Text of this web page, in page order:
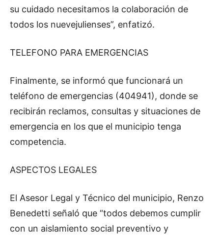
su cuidado necesitamos la colaboración de
todos los nuevejulienses”, enfatizó.
TELEFONO PARA EMERGENCIAS
Finalmente, se informó que funcionará un
teléfono de emergencias (404941), donde se
recibirán reclamos, consultas y situaciones de
emergencia en los que el municipio tenga
competencia.
ASPECTOS LEGALES
El Asesor Legal y Técnico del municipio, Renzo
Benedetti señaló que “todos debemos cumplir
con un aislamiento social preventivo y